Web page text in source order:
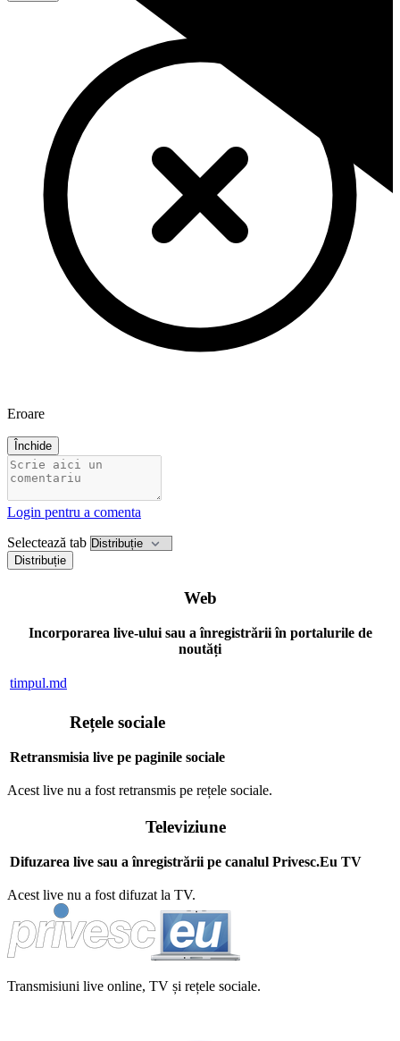
Eroare
Închide
Login pentru a comenta
Selectează tab
Distribuție
Web
Incorporarea live-ului sau a înregistrării în portalurile de
noutăți
timpul.md
Rețele sociale
Retransmisia live pe paginile sociale
Acest live nu a fost retransmis pe rețele sociale.
Televiziune
Difuzarea live sau a înregistrării pe canalul Privesc.Eu TV
Acest live nu a fost difuzat la TV.
Transmisiuni live online, TV și rețele sociale.